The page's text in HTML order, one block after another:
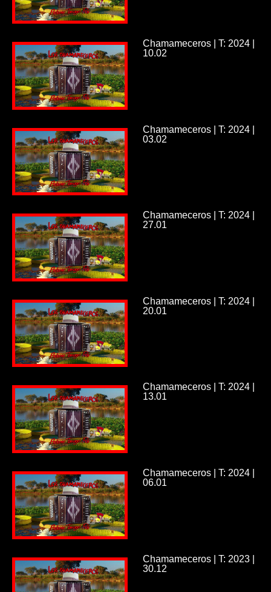
Chamameceros | T: 2024 |
10.02
Chamameceros | T: 2024 |
03.02
Chamameceros | T: 2024 |
27.01
Chamameceros | T: 2024 |
20.01
Chamameceros | T: 2024 |
13.01
Chamameceros | T: 2024 |
06.01
Chamameceros | T: 2023 |
30.12